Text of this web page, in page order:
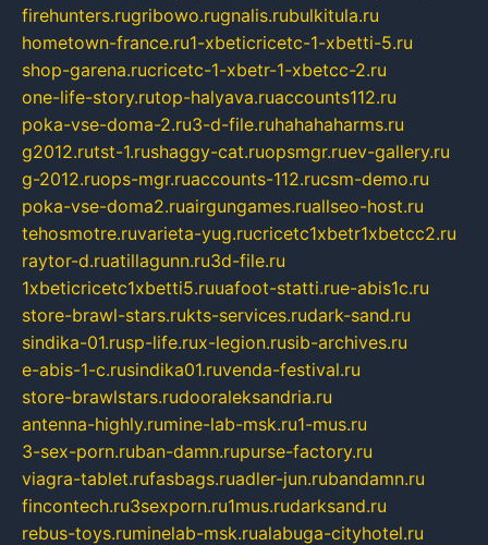
firehunters.rugribowo.rugnalis.rubulkitula.ru
hometown-france.ru1-xbeticricetc-1-xbetti-5.ru
shop-garena.rucricetc-1-xbetr-1-xbetcc-2.ru
one-life-story.rutop-halyava.ruaccounts112.ru
poka-vse-doma-2.ru3-d-file.ruhahahaharms.ru
g2012.rutst-1.rushaggy-cat.ruopsmgr.ruev-gallery.ru
g-2012.ruops-mgr.ruaccounts-112.rucsm-demo.ru
poka-vse-doma2.ruairgungames.ruallseo-host.ru
tehosmotre.ruvarieta-yug.rucricetc1xbetr1xbetcc2.ru
raytor-d.ruatillagunn.ru3d-file.ru
1xbeticricetc1xbetti5.ruuafoot-statti.rue-abis1c.ru
store-brawl-stars.rukts-services.rudark-sand.ru
sindika-01.rusp-life.rux-legion.rusib-archives.ru
e-abis-1-c.rusindika01.ruvenda-festival.ru
store-brawlstars.rudooraleksandria.ru
antenna-highly.rumine-lab-msk.ru1-mus.ru
3-sex-porn.ruban-damn.rupurse-factory.ru
viagra-tablet.rufasbags.ruadler-jun.rubandamn.ru
fincontech.ru3sexporn.ru1mus.rudarksand.ru
rebus-toys.ruminelab-msk.rualabuga-cityhotel.ru